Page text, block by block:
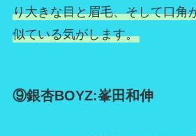
り大きな目と眉毛、そして口角
似ている気がします。
⑨銀杏BOYZ:峯田和伸